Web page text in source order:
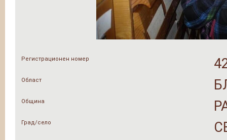
Регистрационен номер
Област
Община
Град/село